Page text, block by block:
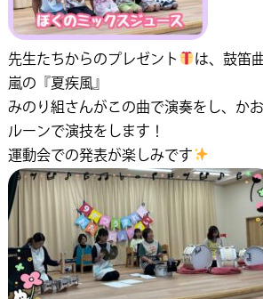
先生たちからのプレゼント
は、鼓笛
嵐の『夏疾風』
みのり組さんがこの曲で演奏をし、か
ルーンで演技をします！
運動会での発表が楽しみです